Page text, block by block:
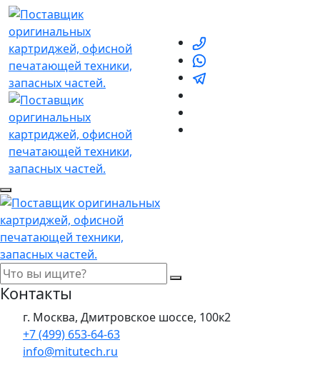
Контакты
г. Москва, Дмитровское шоссе, 100к2
+7 (499) 653-64-63
info@mitutech.ru